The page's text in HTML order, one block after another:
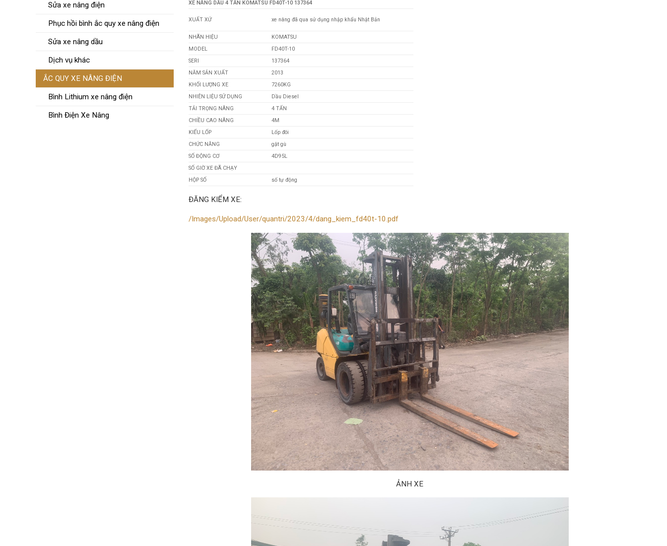
Sửa xe nâng điện
Phục hồi bình ắc quy xe nâng điện
Sửa xe nâng dầu
Dịch vụ khác
ẮC QUY XE NÂNG ĐIỆN
Bình Lithium xe nâng điện
Bình Điện Xe Nâng
XE NÂNG DẦU 4 TẤN KOMATSU FD40T-10 137364
XUẤT XỨ xe nâng đã qua sử dụng nhập khẩu Nhật Bản
NHÃN HIỆU
KOMATSU
MODEL
FD40T-10
SERI
137364
NĂM SẢN XUẤT
2013
KHỐI LƯỢNG XE
7260KG
NHIÊN LIỆU SỬ DỤNG
Dầu Diesel
TẢI TRỌNG NÂNG
4 TẤN
CHIỀU CAO NÂNG
4M
KIỂU LỐP
Lốp đôi
CHỨC NĂNG
gật gù
SỐ ĐỘNG CƠ
4D95L
SỐ GIỜ XE ĐÃ CHẠY
HỘP SỐ
số tự động
ĐĂNG KIỂM XE:
/Images/Upload/User/quantri/2023/4/dang_kiem_fd40t-10.pdf
ẢNH XE